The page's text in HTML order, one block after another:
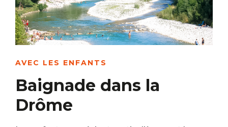
AVEC LES ENFANTS
Baignade dans la
Drôme